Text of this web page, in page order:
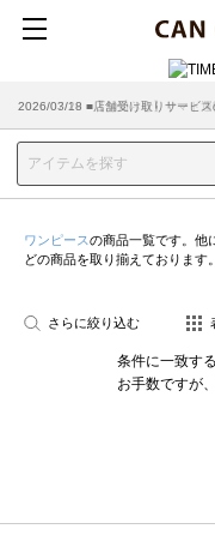
2026/07/29 ■【お知らせ】ヤマト運
2026/03/18 ■店舗受け取りサービス
ワンピースの商品一覧です。他
どの商品を取り揃えております。
さらに絞り込む
条件に一致す
お手数ですが